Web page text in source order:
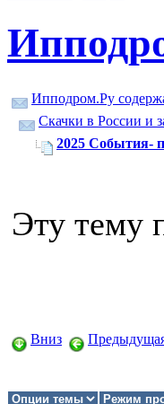
Ипподром.Ру
Скачки в России и
2025 События-
Эту тему
Вниз